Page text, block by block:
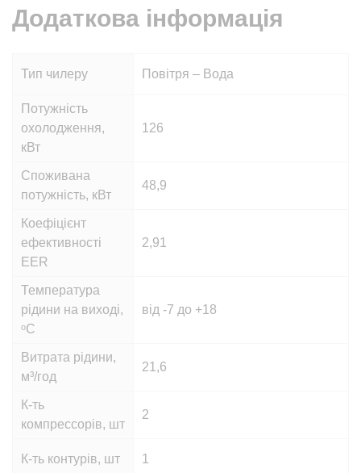
Додаткова інформація
Тип чилеру Повітря – Вода
Потужність
охолодження,
кВт
126
Споживана
потужність, кВт
48,9
Коефіцієнт
ефективності
EER
2,91
Температура
рідини на виході,
ᵒС
від -7 до +18
Витрата рідини,
м³/год
21,6
К-ть
компрессорів, шт
2
К-ть контурів, шт 1